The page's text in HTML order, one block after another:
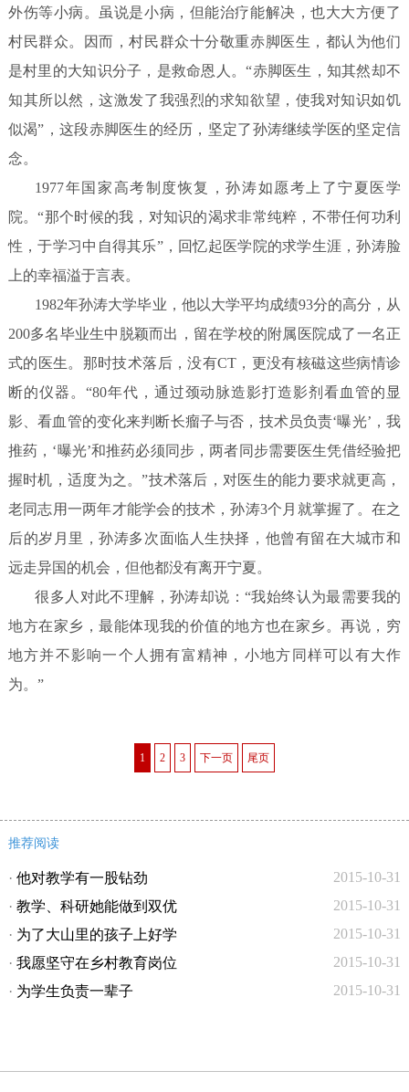
外伤等小病。虽说是小病，但能治疗能解决，也大大方便了
村民群众。因而，村民群众十分敬重赤脚医生，都认为他们
是村里的大知识分子，是救命恩人。“赤脚医生，知其然却不
知其所以然，这激发了我强烈的求知欲望，使我对知识如饥
似渴”，这段赤脚医生的经历，坚定了孙涛继续学医的坚定信
念。
1977年国家高考制度恢复，孙涛如愿考上了宁夏医学
院。“那个时候的我，对知识的渴求非常纯粹，不带任何功利
性，于学习中自得其乐”，回忆起医学院的求学生涯，孙涛脸
上的幸福溢于言表。
1982年孙涛大学毕业，他以大学平均成绩93分的高分，从
200多名毕业生中脱颖而出，留在学校的附属医院成了一名正
式的医生。那时技术落后，没有CT，更没有核磁这些病情诊
断的仪器。“80年代，通过颈动脉造影打造影剂看血管的显
影、看血管的变化来判断长瘤子与否，技术员负责‘曝光’，我
推药，‘曝光’和推药必须同步，两者同步需要医生凭借经验把
握时机，适度为之。”技术落后，对医生的能力要求就更高，
老同志用一两年才能学会的技术，孙涛3个月就掌握了。在之
后的岁月里，孙涛多次面临人生抉择，他曾有留在大城市和
远走异国的机会，但他都没有离开宁夏。
很多人对此不理解，孙涛却说：“我始终认为最需要我的
地方在家乡，最能体现我的价值的地方也在家乡。再说，穷
地方并不影响一个人拥有富精神，小地方同样可以有大作
为。”
1 2 3 下一页 尾页
推荐阅读
2015-10-31
· 他对教学有一股钻劲
2015-10-31
· 教学、科研她能做到双优
2015-10-31
· 为了大山里的孩子上好学
2015-10-31
· 我愿坚守在乡村教育岗位
2015-10-31
· 为学生负责一辈子